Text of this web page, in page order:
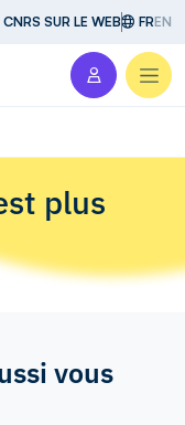
CNRS SUR LE WEB FREN
plus
vous